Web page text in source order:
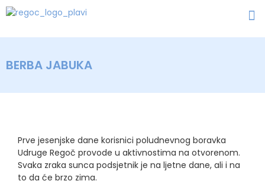
BERBA JABUKA
Prve jesenjske dane korisnici poludnevnog boravka
Udruge Regoč provode u aktivnostima na otvorenom.
Svaka zraka sunca podsjetnik je na ljetne dane, ali i na
to da će brzo zima.